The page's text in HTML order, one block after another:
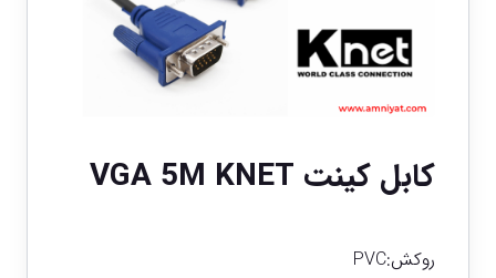
کابل کینت VGA 5M KNET
روکش:PVC